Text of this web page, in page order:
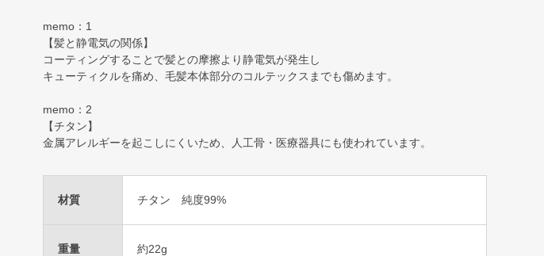
memo：1
【髪と静電気の関係】
コーティングすることで髪との摩擦より静電気が発生し
キューティクルを痛め、毛髪本体部分のコルテックスまでも傷めます。
memo：2
【チタン】
金属アレルギーを起こしにくいため、人工骨・医療器具にも使われています。
材質 チタン 純度99%
重量 約22g